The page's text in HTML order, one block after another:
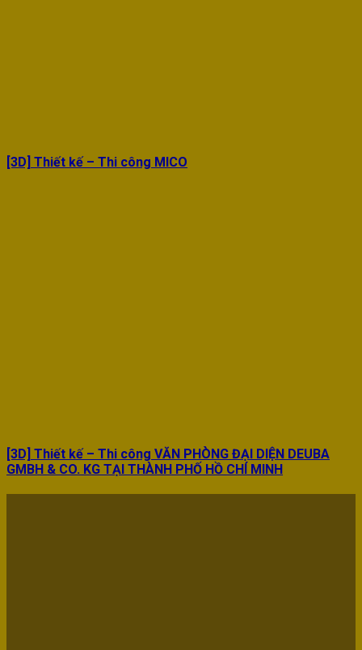
[3D] Thiết kế – Thi công MICO
[3D] Thiết kế – Thi công VĂN PHÒNG ĐẠI DIỆN DEUBA
GMBH & CO. KG TẠI THÀNH PHỐ HỒ CHÍ MINH